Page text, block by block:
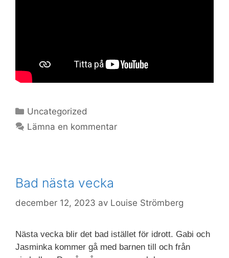
Kategorier
Uncategorized
Lämna en kommentar
Bad nästa vecka
december 12, 2023 av Louise Strömberg
Nästa vecka blir det bad istället för idrott. Gabi och
Jasminka kommer gå med barnen till och från